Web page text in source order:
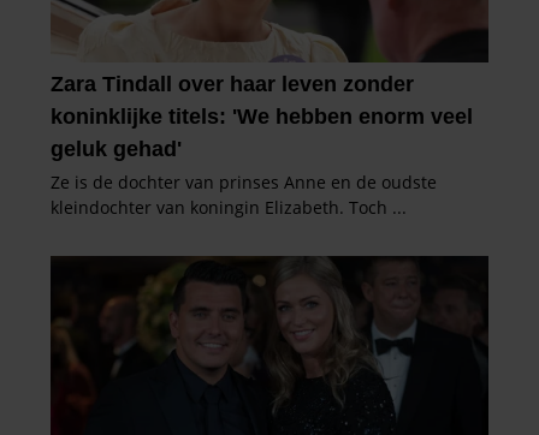
verzameld op basis van uw gebruik van hun services. U
gaat akkoord met onze cookies als u onze website blijft